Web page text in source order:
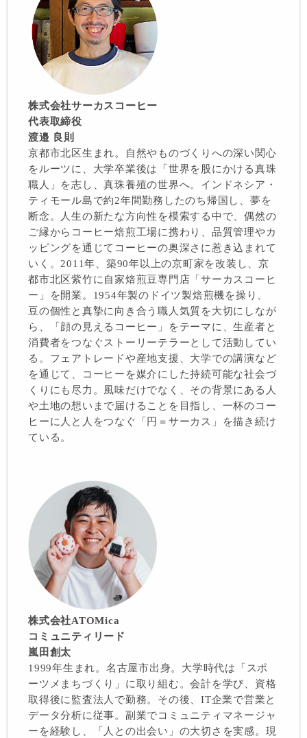
株式会社サーカスコーヒー
代表取締役
渡邉 良則
京都市北区生まれ。自然やものづくりへの深い関心
をルーツに、大学卒業後は「世界を股にかける真珠
職人」を志し、真珠養殖の世界へ。インドネシア・
ティモール島で約2年間勤務したのち帰国し、夢を
断念。人生の新たな方向性を模索する中で、偶然の
ご縁からコーヒー焙煎工場に携わり、品質管理やカ
ッピングを通じてコーヒーの奥深さに惹き込まれて
いく。2011年、築90年以上の京町家を改装し、京
都市北区紫竹に自家焙煎豆専門店「サーカスコーヒ
ー」を開業。1954年製のドイツ製焙煎機を操り、
豆の個性と真摯に向き合う職人気質を大切にしなが
ら、「顔の見えるコーヒー」をテーマに、生産者と
消費者をつなぐストーリーテラーとして活動してい
る。フェアトレードや産地支援、大学での講演など
を通じて、コーヒーを媒介にした持続可能な社会づ
くりにも尽力。風味だけでなく、その背景にある人
や土地の想いまで届けることを目指し、一杯のコー
ヒーに人と人をつなぐ「円＝サーカス」を描き続け
ている。
株式会社ATOMica
コミュニティリード
嵐田創太
1999年生まれ。名古屋市出身。大学時代は「スポ
ーツメまちづくり」に取り組む。会計を学び、資格
取得後に監査法人で勤務。その後、IT企業で営業と
データ分析に従事。副業でコミュニティマネージャ
ーを経験し、「人との出会い」の大切さを実感。現